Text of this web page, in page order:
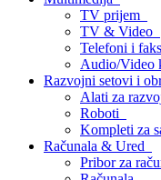
TV prijem
TV & Video
Telefoni i
Audio/Video
Razvojni setovi i
Alati za
Roboti
Kompleti za
Računala & Ured
Pribor za